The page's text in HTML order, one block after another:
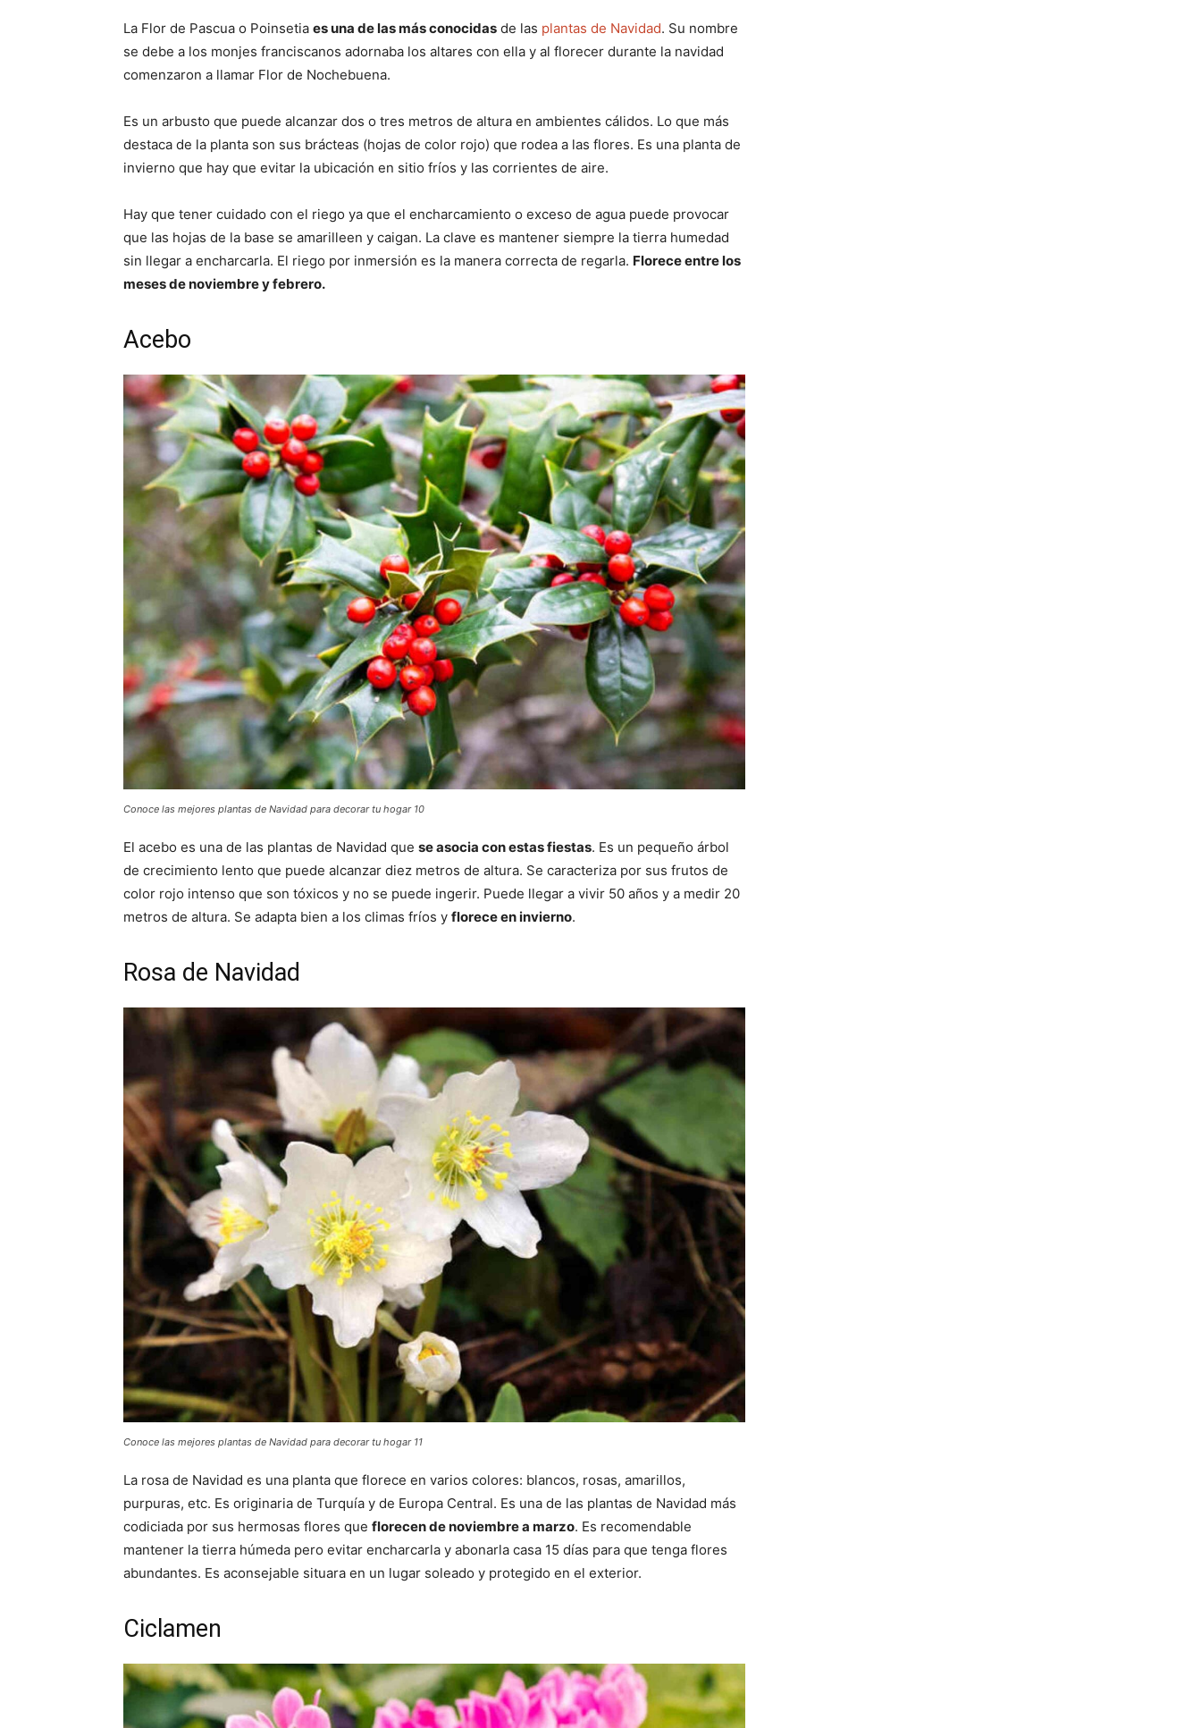
La Flor de Pascua o Poinsetia es una de las más conocidas de las plantas de Navidad. Su nombre
se debe a los monjes franciscanos adornaba los altares con ella y al florecer durante la navidad
comenzaron a llamar Flor de Nochebuena.
Es un arbusto que puede alcanzar dos o tres metros de altura en ambientes cálidos. Lo que más
destaca de la planta son sus brácteas (hojas de color rojo) que rodea a las flores. Es una planta de
invierno que hay que evitar la ubicación en sitio fríos y las corrientes de aire.
Hay que tener cuidado con el riego ya que el encharcamiento o exceso de agua puede provocar
que las hojas de la base se amarilleen y caigan. La clave es mantener siempre la tierra humedad
sin llegar a encharcarla. El riego por inmersión es la manera correcta de regarla. Florece entre los
meses de noviembre y febrero.
Acebo
Conoce las mejores plantas de Navidad para decorar tu hogar 10
El acebo es una de las plantas de Navidad que se asocia con estas fiestas. Es un pequeño árbol
de crecimiento lento que puede alcanzar diez metros de altura. Se caracteriza por sus frutos de
color rojo intenso que son tóxicos y no se puede ingerir. Puede llegar a vivir 50 años y a medir 20
metros de altura. Se adapta bien a los climas fríos y florece en invierno.
Rosa de Navidad
Conoce las mejores plantas de Navidad para decorar tu hogar 11
La rosa de Navidad es una planta que florece en varios colores: blancos, rosas, amarillos,
purpuras, etc. Es originaria de Turquía y de Europa Central. Es una de las plantas de Navidad más
codiciada por sus hermosas flores que florecen de noviembre a marzo. Es recomendable
mantener la tierra húmeda pero evitar encharcarla y abonarla casa 15 días para que tenga flores
abundantes. Es aconsejable situara en un lugar soleado y protegido en el exterior.
Ciclamen